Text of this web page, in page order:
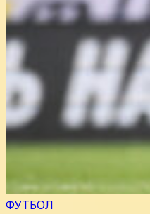
ФУТБОЛ